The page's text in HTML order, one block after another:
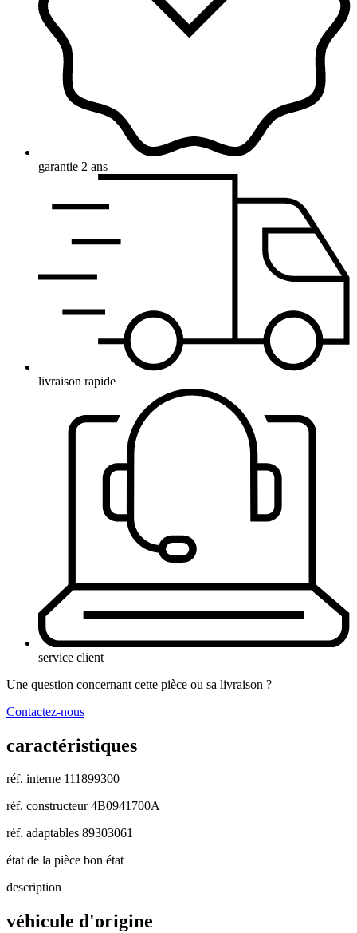
garantie 2 ans
livraison rapide
service client
Une question concernant cette pièce ou sa livraison ?
Contactez-nous
caractéristiques
réf. interne 111899300
réf. constructeur 4B0941700A
réf. adaptables 89303061
état de la pièce bon état
description
véhicule d'origine